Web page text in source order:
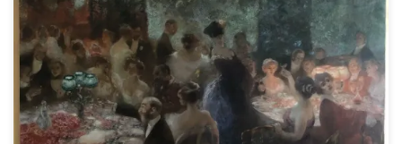
Voici une grande toile de 2,5m sur 1,3m de hauteur représentant
un diner. Qu’il soit mondain, ou d’un mariage, il […]